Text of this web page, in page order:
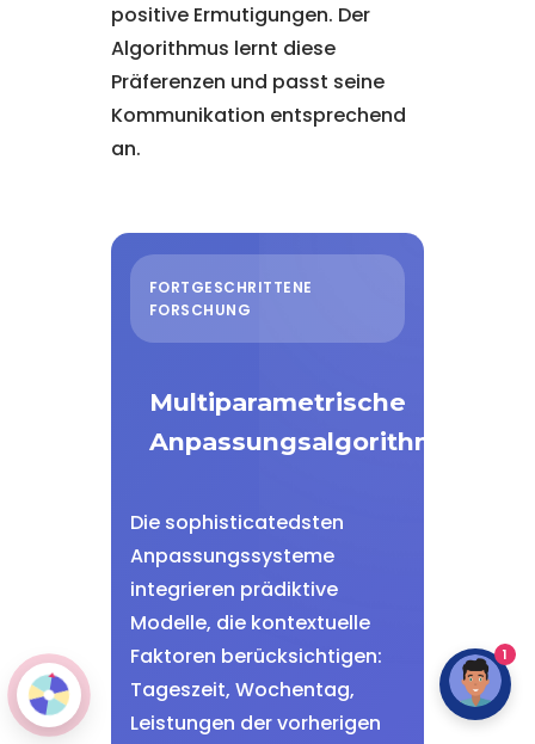
positive Ermutigungen. Der
Algorithmus lernt diese
Präferenzen und passt seine
Kommunikation entsprechend
an.
FORTGESCHRITTENE
FORSCHUNG
Multiparametrische
Anpassungsalgorithmen
Die sophisticatedsten
Anpassungssysteme
integrieren prädiktive
Modelle, die kontextuelle
Faktoren berücksichtigen:
Tageszeit, Wochentag,
Leistungen der vorherigen
1